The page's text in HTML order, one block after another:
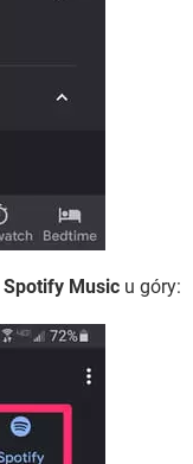
Spotify Music u góry: